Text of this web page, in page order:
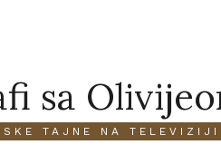
sa
TAJNE NA TELEVIZIJI